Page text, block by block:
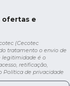
ofertas e
(Cecotec
tratamento o envio de
legitimidade é o
retificação,
Política de privacidade